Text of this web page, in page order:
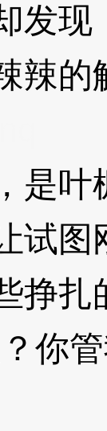
现
辣
叶
试
挣扎
管